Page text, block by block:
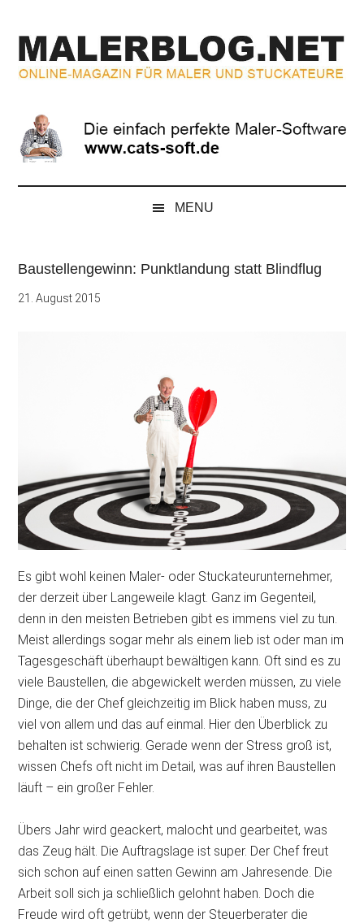
springen
secondary
menu
springen
springen
Magazin
für
Maler
und
MENU
Baustellengewinn: Punktlandung statt Blindflug
21. August 2015
Es gibt wohl keinen Maler- oder Stuckateurunternehmer,
der derzeit über Langeweile klagt. Ganz im Gegenteil,
denn in den meisten Betrieben gibt es immens viel zu tun.
Meist allerdings sogar mehr als einem lieb ist oder man im
Tagesgeschäft überhaupt bewältigen kann. Oft sind es zu
viele Baustellen, die abgewickelt werden müssen, zu viele
Dinge, die der Chef gleichzeitig im Blick haben muss, zu
viel von allem und das auf einmal. Hier den Überblick zu
behalten ist schwierig. Gerade wenn der Stress groß ist,
wissen Chefs oft nicht im Detail, was auf ihren Baustellen
läuft – ein großer Fehler.
Übers Jahr wird geackert, malocht und gearbeitet, was
das Zeug hält. Die Auftragslage ist super. Der Chef freut
sich schon auf einen satten Gewinn am Jahresende. Die
Arbeit soll sich ja schließlich gelohnt haben. Doch die
Freude wird oft getrübt, wenn der Steuerberater die